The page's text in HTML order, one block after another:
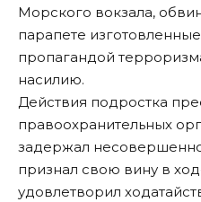
Морского вокзала,
парапете
пропагандой
насилию.
Действия подростка
правоохранительных
задержал
признал свою вину в
удовлетворил